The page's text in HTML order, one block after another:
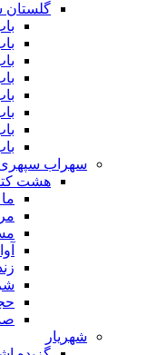
سهراب
هشت
شهریار